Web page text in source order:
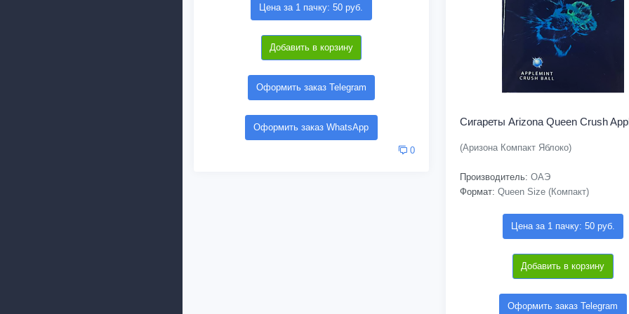
Цена за 1 пачку: 50 руб.
Добавить в корзину
Оформить заказ Telegram
Оформить заказ WhatsApp
0
Сигареты Arizona Queen Crush
(Аризона Компакт Яблоко)
Производитель: ОАЭ
Формат: Queen Size (Компакт)
Цена за 1 пачку: 50 руб.
Добавить в корзину
Оформить заказ Telegram